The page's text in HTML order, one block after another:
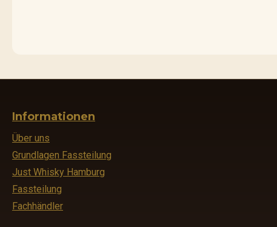
Informationen
Über uns
Grundlagen Fassteilung
Just Whisky Hamburg
Fassteilung
Fachhändler